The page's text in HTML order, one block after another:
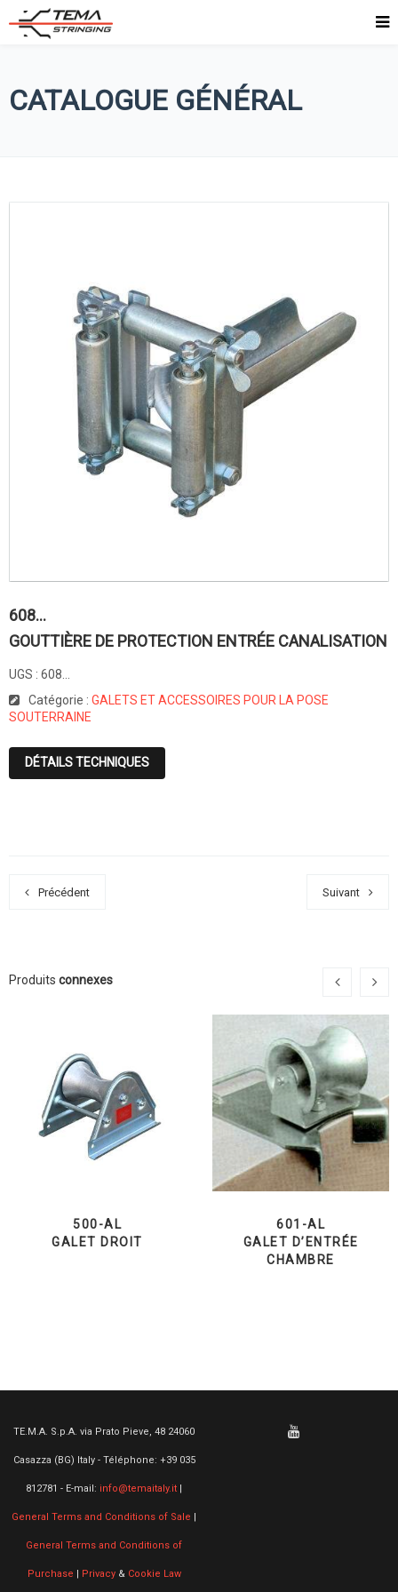
CATALOGUE GÉNÉRAL
608…
GOUTTIÈRE DE PROTECTION ENTRÉE CANALISATION
UGS : 608…
Catégorie : GALETS ET ACCESSOIRES POUR LA POSE
SOUTERRAINE
DÉTAILS TECHNIQUES
Précédent Suivant
Produits connexes
500-AL
GALET DROIT
601-AL
GALET D’ENTRÉE
CHAMBRE
TE.M.A. S.p.A. via Prato Pieve, 48 24060
Casazza (BG) Italy - Téléphone: +39 035
812781 - E-mail: info@temaitaly.it |
General Terms and Conditions of Sale |
General Terms and Conditions of
Purchase | Privacy& Cookie Law